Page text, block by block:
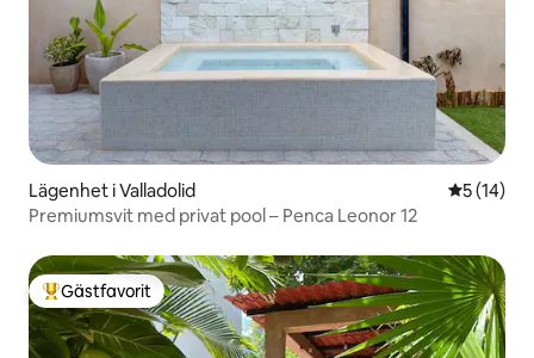
Lägenhet i Valladolid 5 av 5 i
5 (14)
Premiumsvit med privat pool – Penca Leonor 12
Populär gästfavorit
Gästfavorit